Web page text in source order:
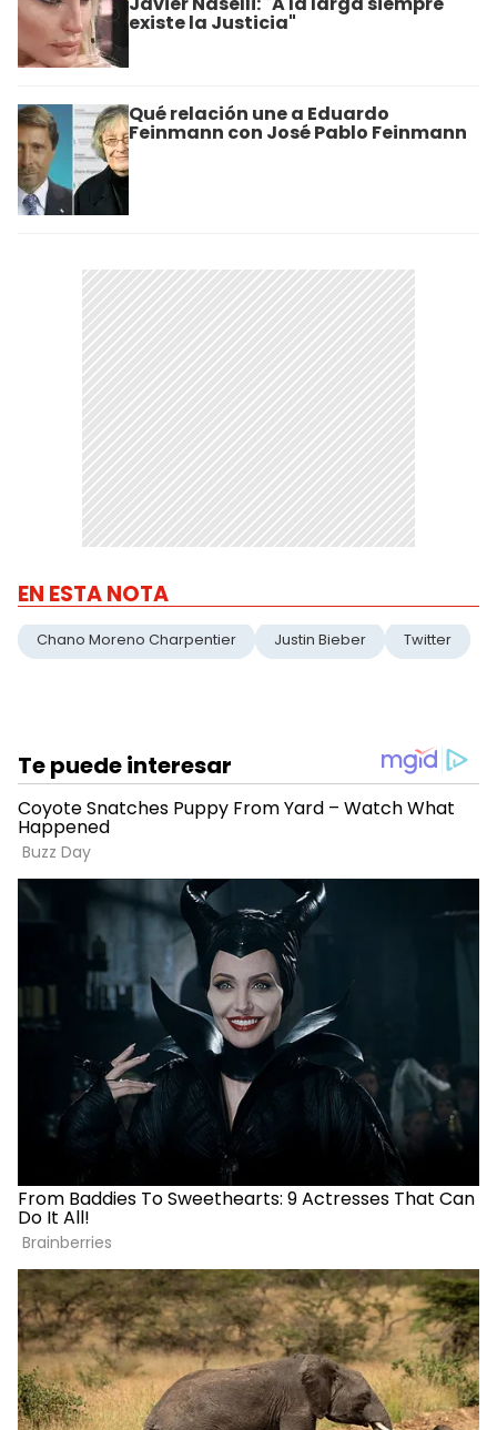
existe la Justicia"
Qué relación une a Eduardo
Feinmann con José Pablo Feinmann
EN ESTA NOTA
Chano Moreno Charpentier Justin Bieber Twitter